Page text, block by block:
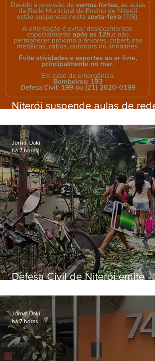
Niterói suspende aulas de rede
ventos fortes nesta sexta (7)
Defesa Civil de Niterói emite
sexta-feira (07)
Jornal Daki
há 7 horas
Jornal Daki
há 7 horas